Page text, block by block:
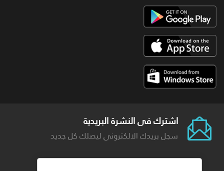
اشترك فى النشرة البريدية
سجل بريدك الالكترونى ليصلك كل جديد